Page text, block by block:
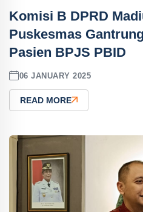
Komisi B DPRD
Puskesmas
Pasien BPJS PBID
06 JANUARY 2025
READ MORE